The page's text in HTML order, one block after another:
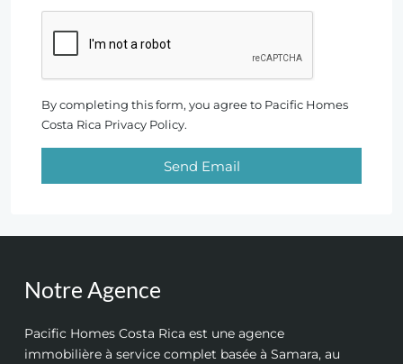
By completing this form, you agree to Pacific Homes
Costa Rica Privacy Policy.
Send Email
Notre Agence
Pacific Homes Costa Rica est une agence
immobilière à service complet basée à Samara, au